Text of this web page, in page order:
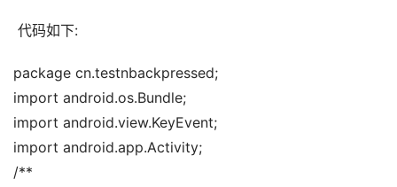
代码如下:
package cn.testnbackpressed;
import android.os.Bundle;
import android.view.KeyEvent;
import android.app.Activity;
/**